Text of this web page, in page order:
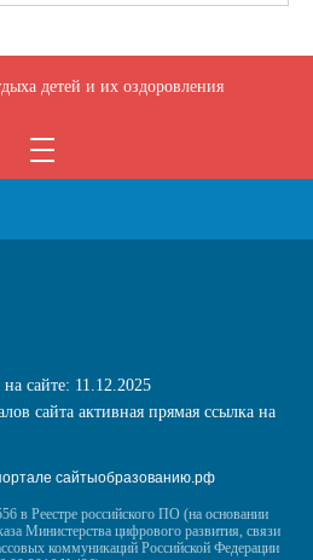
детей и их оздоровления
сайте: 11.12.2025
сайта активная прямая ссылка на
сайтыобразованию.рф
в Реестре российского ПО (на основании
Министерства цифрового развития, связи
коммуникаций Российской Федерации